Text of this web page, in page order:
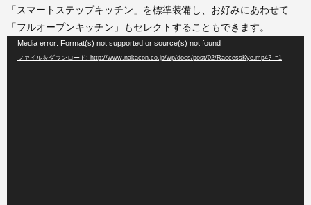
「スマートステップキッチン」を標準装備し、お好みにあわせて
「フルオープンキッチン」もセレクトすることもできます。
Media error: Format(s) not supported or source(s) not found
ファイルをダウンロード: http://www.nakacon.co.jp/wp/docs/post/02/RaccessKye.mp4?_=1